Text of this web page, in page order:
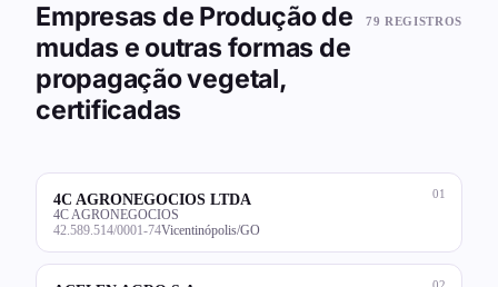
Empresas de Produção de
mudas e outras formas de
propagação vegetal,
certificadas
79 REGISTROS
01
4C AGRONEGOCIOS LTDA
4C AGRONEGOCIOS
42.589.514/0001-74Vicentinópolis/GO
02